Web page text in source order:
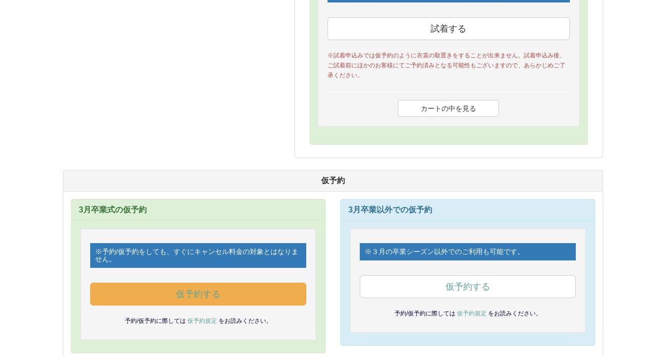
※試着申込みでは仮予約のように衣裳の取置きをすることが出来ません。試着申込み後、
ご試着前にほかのお客様にてご予約済みとなる可能性もございますので、あらかじめご了
承ください。
仮予約
3月卒業式の仮予約
※予約/仮予約をしても、すぐにキャンセル料金の対象とはなりま
せん。
仮予約する
予約/仮予約に際しては 仮予約規定 をお読みください。
3月卒業以外での仮予約
※３月の卒業シーズン以外でのご利用も可能です。
仮予約する
予約/仮予約に際しては 仮予約規定 をお読みください。